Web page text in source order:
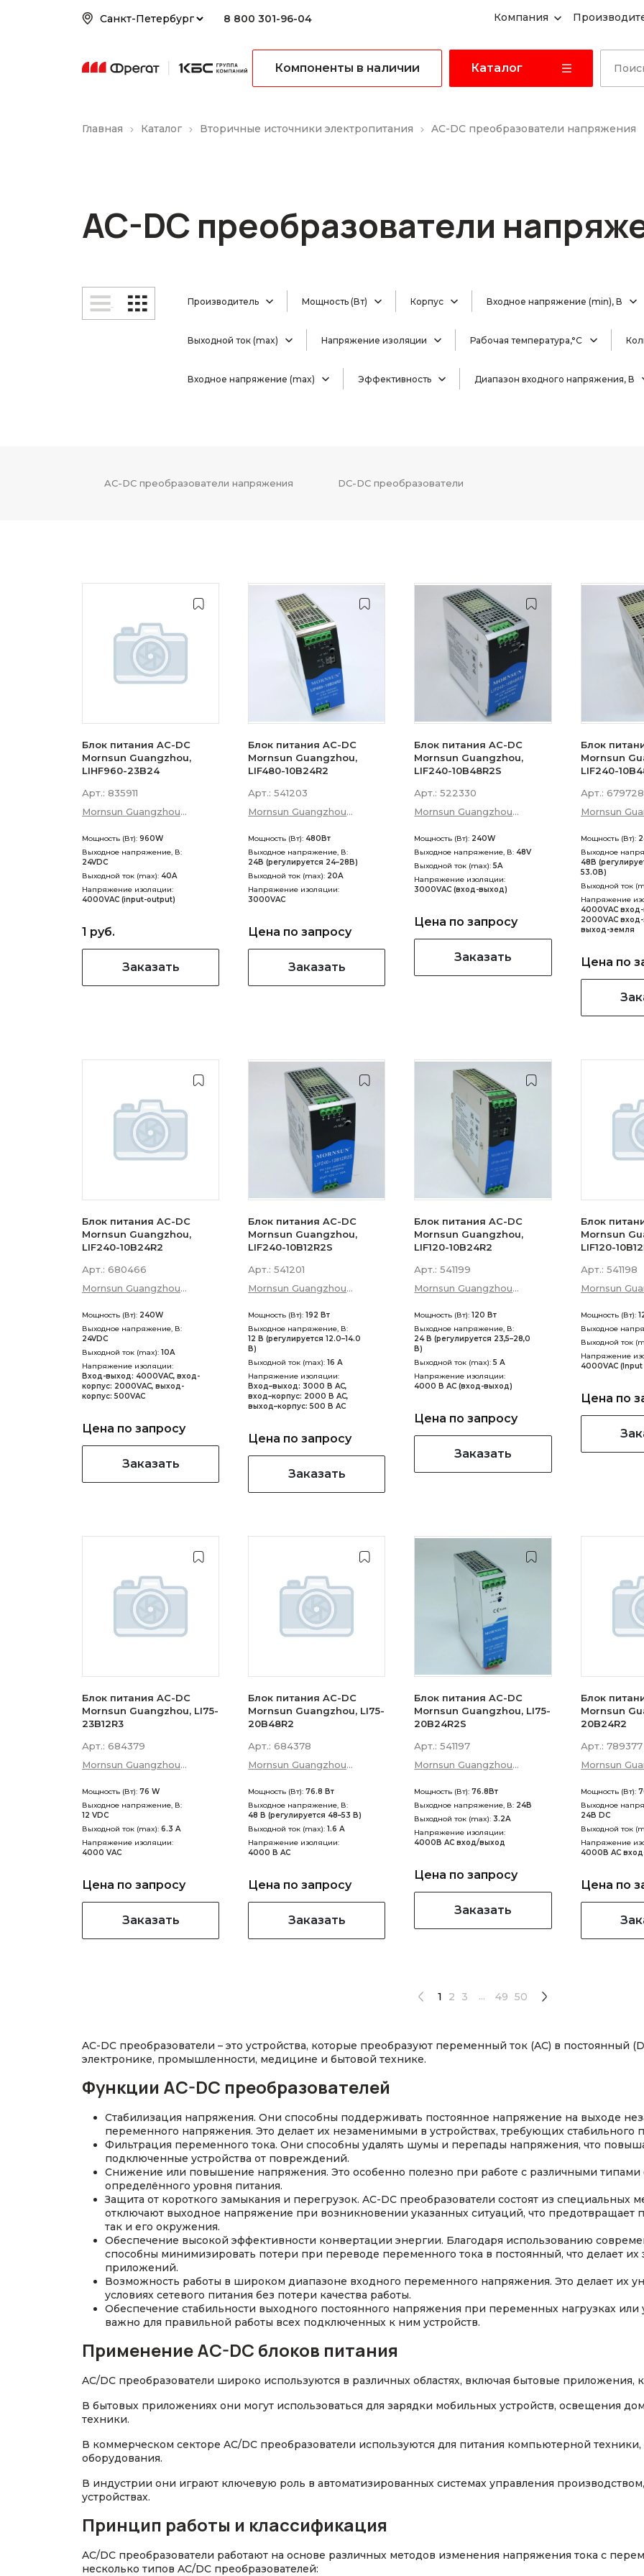
8 800 301-96-04 Компания
Компоненты в наличии Каталог
Главная Каталог Вторичные источники электропитания AC-DC преобразователи напряжения
AC-DC преобразователи
Производитель Мощность (Вт) Корпус Входное напряжение (min), В
Выходной ток (max) Напряжение изоляции Рабочая температура,°C
Входное напряжение (max) Эффективность Диапазон входного напряжения, В
AC-DC преобразователи напряжения DC-DC преобразователи
Блок питания AC-DC
Mornsun Guangzhou,
LIHF960-23B24
Арт.: 835911
Mornsun Guangzhou
Co., Ltd
Мощность (Вт): 960W
Выходное напряжение, В:
24VDC
Выходной ток (max): 40A
Напряжение изоляции:
4000VAC (input-output)
1 руб.
Заказать
Блок питания AC-DC
Mornsun Guangzhou,
LIF480-10B24R2
Арт.: 541203
Mornsun Guangzhou
Co., Ltd
Мощность (Вт):480Вт
Выходное напряжение, В:
24В (регулируется 24–28В)
Выходной ток (max): 20А
Напряжение изоляции:
3000VAC
Цена по запросу
Заказать
Блок питания AC-DC
Mornsun Guangzhou,
LIF240-10B48R2S
Арт.: 522330
Mornsun Guangzhou
Co., Ltd
Мощность (Вт): 240W
Выходное напряжение, В:48V
Выходной ток (max):5A
Напряжение изоляции:
3000VAC (вход-выход)
Цена по запросу
Заказать
Блок
Mornsun
LIF240-
Арт.: 679728
Mornsun
Co., Ltd
Мощность (Вт):
Выходное
48В
53.0В)
Выходной ток
Напряжение
4000VAC
2000VAC
выход-земля
Цена по
Блок питания AC-DC
Mornsun Guangzhou,
LIF240-10B24R2
Арт.: 680466
Mornsun Guangzhou
Co., Ltd
Мощность (Вт): 240W
Выходное напряжение, В:
24VDC
Выходной ток (max): 10A
Напряжение изоляции:
Вход-выход: 4000VAC, вход-
корпус: 2000VAC, выход-
корпус: 500VAC
Цена по запросу
Заказать
Блок питания AC-DC
Mornsun Guangzhou,
LIF240-10B12R2S
Арт.: 541201
Mornsun Guangzhou
Co., Ltd
Мощность (Вт):192 Вт
Выходное напряжение, В:
12 В (регулируется 12.0–14.0
В)
Выходной ток (max):16 А
Напряжение изоляции:
Вход–выход: 3000 В AC,
вход–корпус: 2000 В AC,
выход–корпус: 500 В AC
Цена по запросу
Заказать
Блок питания AC-DC
Mornsun Guangzhou,
LIF120-10B24R2
Арт.: 541199
Mornsun Guangzhou
Co., Ltd
Мощность (Вт):120 Вт
Выходное напряжение, В:
24 В (регулируется 23,5–28,0
В)
Выходной ток (max):5 А
Напряжение изоляции:
4000 В AC (вход-выход)
Цена по запросу
Заказать
Блок
Mornsun
LIF120-
Арт.: 541198
Mornsun
Co., Ltd
Мощность (Вт):
Выходное
Выходной ток
Напряжение
4000VAC
Цена по
Блок питания AC-DC
Mornsun Guangzhou, LI75-
23B12R3
Арт.: 684379
Mornsun Guangzhou
Co., Ltd
Мощность (Вт): 76 W
Выходное напряжение, В:
12 VDC
Выходной ток (max): 6.3 A
Напряжение изоляции:
4000 VAC
Цена по запросу
Заказать
Блок питания AC-DC
Mornsun Guangzhou, LI75-
20B48R2
Арт.: 684378
Mornsun Guangzhou
Co., Ltd
Мощность (Вт):76.8 Вт
Выходное напряжение, В:
48 В (регулируется 48–53 В)
Выходной ток (max):1.6 А
Напряжение изоляции:
4000 В AC
Цена по запросу
Заказать
Блок питания AC-DC
Mornsun Guangzhou, LI75-
20B24R2S
Арт.: 541197
Mornsun Guangzhou
Co., Ltd
Мощность (Вт):76.8Вт
Выходное напряжение, В: 24В
Выходной ток (max): 3.2А
Напряжение изоляции:
4000В AC вход/выход
Цена по запросу
Заказать
Блок
Mornsun
20B24R2
Арт.: 789377
Mornsun
Co., Ltd
Мощность (Вт):
Выходное
24В DC
Выходной ток
Напряжение
4000В AC
Цена по
1 2 3 ... 49 50
AC-DC преобразователи – это устройства, которые преобразуют переменный ток (AC) в постоянный
электронике, промышленности, медицине и бытовой технике.
Функции AC-DC преобразователей
Стабилизация напряжения. Они способны поддерживать постоянное напряжение на выходе
переменного напряжения. Это делает их незаменимыми в устройствах, требующих стабильного
Фильтрация переменного тока. Они способны удалять шумы и перепады напряжения, что
подключенные устройства от повреждений.
Снижение или повышение напряжения. Это особенно полезно при работе с различными типами
определённого уровня питания.
Защита от короткого замыкания и перегрузок. AC-DC преобразователи состоят из специальных
отключают выходное напряжение при возникновении указанных ситуаций, что предотвращает
так и его окружения.
Обеспечение высокой эффективности конвертации энергии. Благодаря использованию
способны минимизировать потери при переводе переменного тока в постоянный, что делает
приложений.
Возможность работы в широком диапазоне входного переменного напряжения. Это делает их
условиях сетевого питания без потери качества работы.
Обеспечение стабильности выходного постоянного напряжения при переменных нагрузках
важно для правильной работы всех подключенных к ним устройств.
Применение AC-DC блоков питания
AC/DC преобразователи широко используются в различных областях, включая бытовые
В бытовых приложениях они могут использоваться для зарядки мобильных устройств, освещения
техники.
В коммерческом секторе AC/DC преобразователи используются для питания компьютерной техники,
оборудования.
В индустрии они играют ключевую роль в автоматизированных системах управления
устройствах.
Принцип работы и классификация
AC/DC преобразователи работают на основе различных методов изменения напряжения тока с
несколько типов AC/DC преобразователей: